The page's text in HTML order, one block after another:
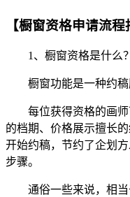
【橱窗资格申请流程
1、橱窗资格是什么？
橱窗功能是一种约稿
每位获得资格的画师
的档期、价格展示擅长
开始约稿，节约了企划
步骤。
通俗一些来说，相当